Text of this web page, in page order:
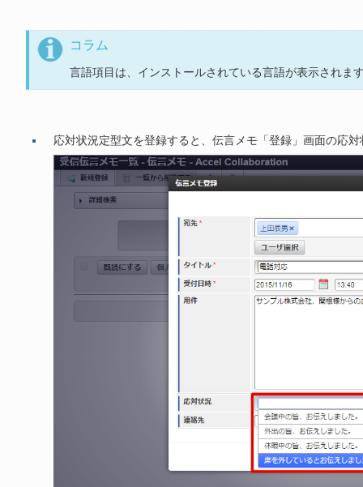
コラム
言語項目は、インストールされている言語が表示されま
応対状況定型文を登録すると、伝言メモ「登録」画面の応